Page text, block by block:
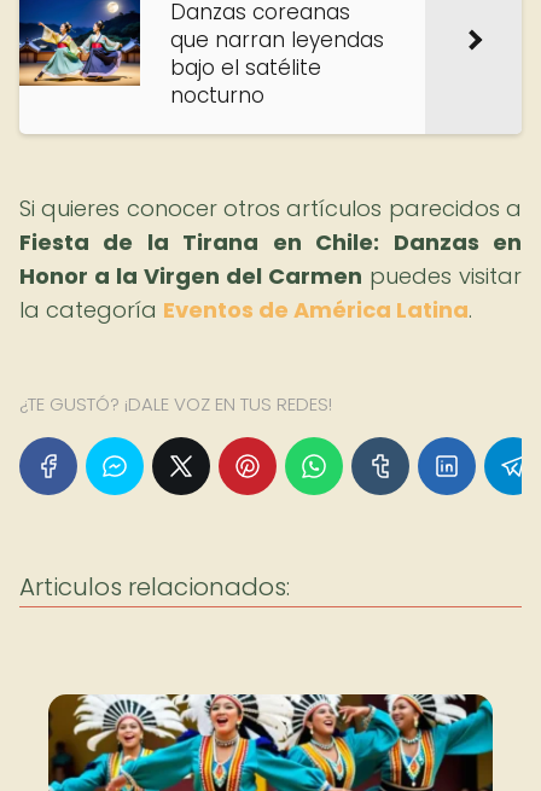
Danzas coreanas
que narran leyendas
bajo el satélite
nocturno
Si quieres conocer otros artículos parecidos a
Fiesta de la Tirana en Chile: Danzas en
Honor a la Virgen del Carmen puedes visitar
la categoría Eventos de América Latina.
¿TE GUSTÓ? ¡DALE VOZ EN TUS REDES!
Articulos relacionados: